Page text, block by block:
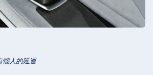
惱人的延遲